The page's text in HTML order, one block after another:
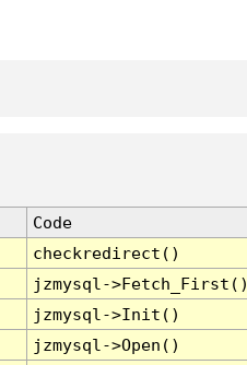
Code
checkredirect()
jzmysql-
jzmysql->Init()
jzmysql->Open()